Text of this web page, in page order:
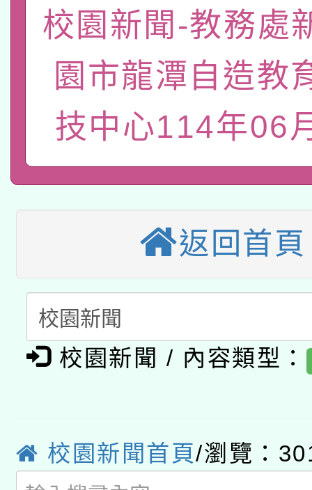
pilot」
有關大陸委員會函釋公
薪期間赴陸應申請許可
轉知經濟部水利署委託
業技術研究院辦理「
用水績優單位及節水達
動」
115年8月22日(星期六
桃園市孔廟祈福系列
開 智慧啟航」
2026年桃園地景藝術
招甄選結果公告(無人
適應運動共學行動站研
本館辦理115年度閱讀
暨閱讀推動專業研習
科技賦能─人工智慧
礎課程
A3數位素養講師名單
「數位內容與教學軟
業技術研究院辦理「
115年8月22日(星期六
校園新聞-教務處
園市龍潭自造教
技中心114年06
返回首頁
校園新聞 / 內容類型：
校園新聞首頁/瀏覽：